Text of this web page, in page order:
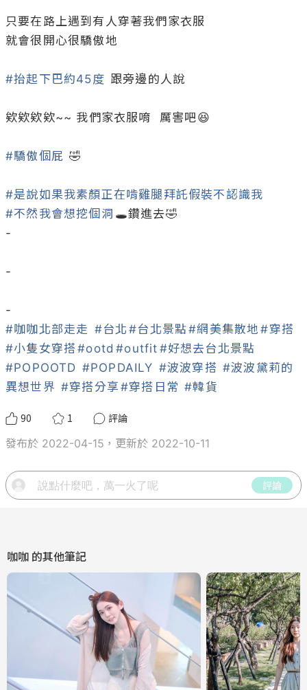
只要在路上遇到有人穿著我們家衣服
就會很開心很驕傲地
#抬起下巴約45度 跟旁邊的人說
欸欸欸欸~~ 我們家衣服唷  厲害吧😆
#驕傲個屁 🤣
#是說如果我素顏正在啃雞腿拜託假裝不認識我
#不然我會想挖個洞 🕳️鑽進去🤣
-
-
#咖咖北部走走 #台北 #台北景點#網美集散地 #穿搭
#小隻女穿搭#ootd #outfit #好想去台北景點
#POPOOTD #POPDAILY #波波穿搭 #波波黛莉的
異想世界 #穿搭分享 #穿搭日常 #韓貨
90 1
評論
發布於 2022-04-15，更新於 2022-10-11
評論
咖咖 的其他筆記